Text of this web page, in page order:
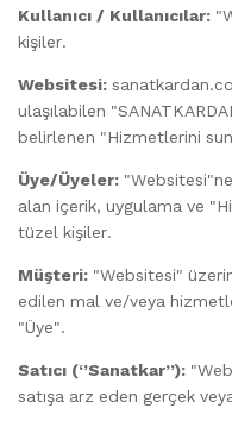
Kullanıcı / Kullanıcılar:
kişiler.
Websitesi:
ulaşılabilen
belirlenen "Hizmetlerini
Üye/Üyeler:
alan içerik, uygulama ve
tüzel kişiler.
Müşteri: "Websitesi"
edilen mal ve/veya
"Üye".
Satıcı (‘’Sanatkar’’):
satışa arz eden gerçek